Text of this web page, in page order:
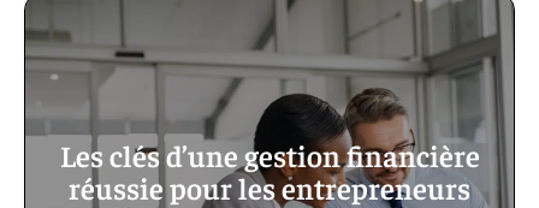
Les clés d’une gestion financière
réussie pour les entrepreneurs